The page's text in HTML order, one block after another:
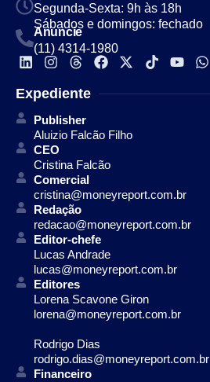
Segunda-Sexta: 9h às 18h
Sábados e domingos: fechado
Anuncie
(11) 4314-1980
Expediente
Publisher
Aluizio Falcão Filho
CEO
Cristina Falcão
Comercial
cristina@moneyreport.com.br
Redação
redacao@moneyreport.com.br
Editor-chefe
Lucas Andrade
lucas@moneyreport.com.br
Editores
Lorena Scavone Giron
lorena@moneyreport.com.br
Rodrigo Dias
rodrigo.dias@moneyreport.com.br
Financeiro